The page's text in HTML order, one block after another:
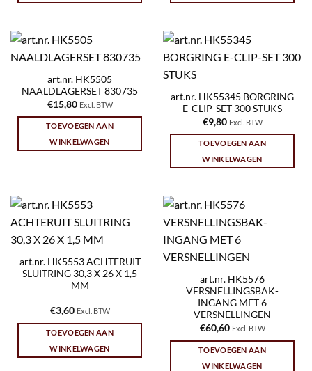
art.nr. HK5505
NAALDLAGERSET 830735
€15,80 Excl. BTW
TOEVOEGEN AAN
WINKELWAGEN
art.nr. HK55345 BORGRING
E-CLIP-SET 300 STUKS
€9,80 Excl. BTW
TOEVOEGEN AAN
WINKELWAGEN
art.nr. HK5553 ACHTERUIT
SLUITRING 30,3 X 26 X 1,5
MM
€3,60 Excl. BTW
TOEVOEGEN AAN
WINKELWAGEN
art.nr. HK5576
VERSNELLINGSBAK-
INGANG MET 6
VERSNELLINGEN
€60,60 Excl. BTW
TOEVOEGEN AAN
WINKELWAGEN